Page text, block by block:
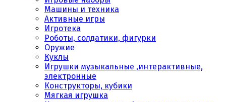
Машины и техника
Активные игры
Игротека
Роботы, солдатики, фигурки
Оружие
Куклы
Игрушки музыкальные ,интерактивные,
электронные
Конструкторы, кубики
Мягкая игрушка